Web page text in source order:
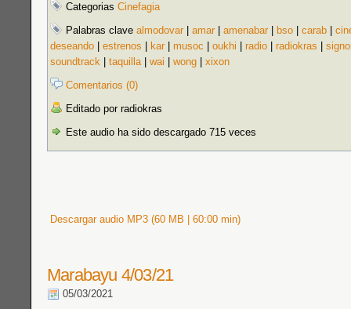
Categorias Cinefagia
Palabras clave almodovar amar amenabar bso carab
deseando
estrenos kar musoc oukhi radio radiokras
soundtrack
taquilla| wai wong
xixon
Comentarios (0)
Editado por radiokras
Este audio ha sido descargado 715 veces
Descargar audio MP3 (60 MB | 60:00 min)
Marabayu 4/03/21
05/03/2021